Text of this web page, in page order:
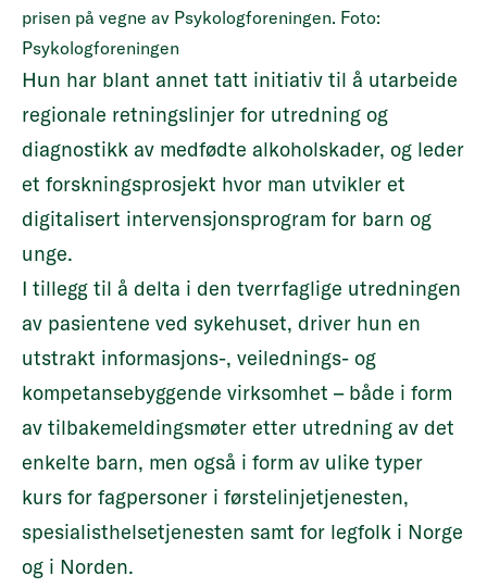
prisen på vegne av Psykologforeningen. Foto:
Psykologforeningen
Hun har blant annet tatt initiativ til å utarbeide
regionale retningslinjer for utredning og
diagnostikk av medfødte alkoholskader, og leder
et forskningsprosjekt hvor man utvikler et
digitalisert intervensjonsprogram for barn og
unge.
I tillegg til å delta i den tverrfaglige utredningen
av pasientene ved sykehuset, driver hun en
utstrakt informasjons-, veilednings- og
kompetansebyggende virksomhet – både i form
av tilbakemeldingsmøter etter utredning av det
enkelte barn, men også i form av ulike typer
kurs for fagpersoner i førstelinjetjenesten,
spesialisthelsetjenesten samt for legfolk i Norge
og i Norden.